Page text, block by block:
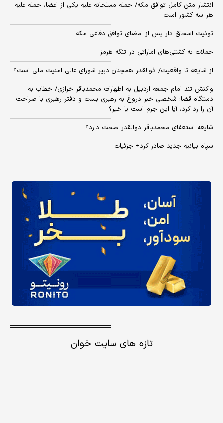
انتشار متن کامل توافق مکه/ حمله مسلحانه علیه یکی از اعضا، حمله علیه
هر سه کشور است
توئیت اسحاق دار پس از امضای توافق دفاعی مکه
حملات به کشتی‌های اماراتی در تنگه هرمز
از شایعه تا واقعیت/ ذوالقدر همچنان دبیر شورای ‌عالی امنیت ملی است؟
واکنش تند امام جمعه اردبیل به اظهارات محمدباقر خرازی/ خطاب به
دستگاه قضا: شخصی خبر دروغ به رهبری بست و دفتر رهبری با صراحت
آن را رد کرد، آیا این جرم است یا خیر؟
شایعه استعفای محمدباقر ذوالقدر صحت دارد؟
سپاه بیانیه جدید صادر کرد+ جزئیات
تازه های سایت خوان